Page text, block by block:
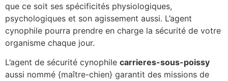
que ce soit ses spécificités physiologiques,
psychologiques et son agissement aussi. L’agent
cynophile pourra prendre en charge la sécurité de votre
organisme chaque jour.
L’agent de sécurité cynophile carrieres-sous-poissy
aussi nommé {maître-chien} garantit des missions de